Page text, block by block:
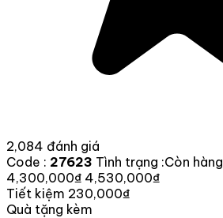
2,084 đánh giá
Code : 27623 Tình trạng :Còn hàng
4,300,000₫ 4,530,000₫
Tiết kiệm 230,000₫
Quà tặng kèm